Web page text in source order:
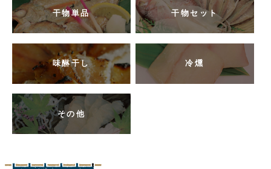
干物単品 干物セット
味醂干し 冷燻
その他